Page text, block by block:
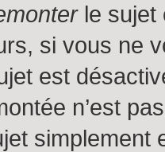
le sujet
si vous ne
est
n’est
simplement